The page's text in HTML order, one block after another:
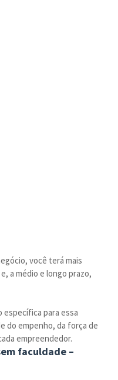
você terá mais
a médio e longo prazo,
específica para essa
do empenho, da força de
empreendedor.
faculdade –